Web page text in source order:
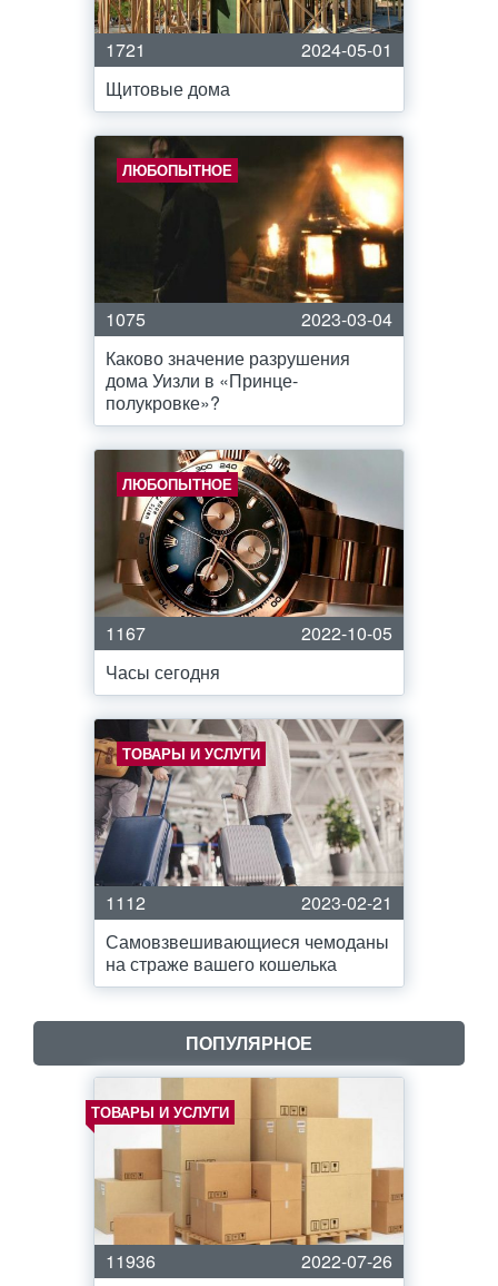
1721
2024-05-01
Щитовые дома
ЛЮБОПЫТНОЕ
1075
2023-03-04
Каково значение разрушения
дома Уизли в «Принце-
полукровке»?
ЛЮБОПЫТНОЕ
1167
2022-10-05
Часы сегодня
ТОВАРЫ И УСЛУГИ
1112
2023-02-21
Самовзвешивающиеся чемоданы
на страже вашего кошелька
ПОПУЛЯРНОЕ
ТОВАРЫ И УСЛУГИ
11936
2022-07-26